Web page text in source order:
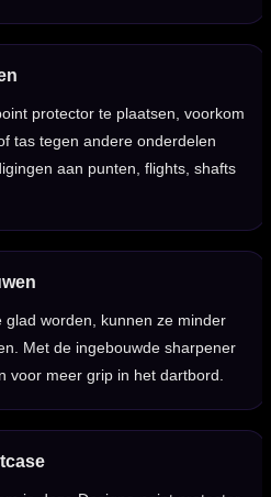
protector te plaatsen, voorkom
tas tegen andere onderdelen
aan punten, flights, shafts
glad worden, kunnen ze minder
Met de ingebouwde sharpener
voor meer grip in het dartbord.